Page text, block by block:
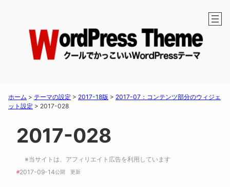
ホーム > テーマの設定 > 2017-18版 > 2017-07：コンテンツ部分のウィジェ
ット設定 > 2017-028
2017-028
※当サイトは、アフィリエイト広告を利用しています
#2017-09-14公開 更新